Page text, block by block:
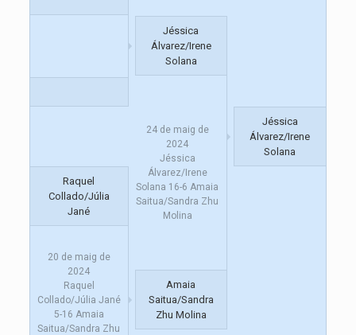
Jéssica
Álvarez/Irene
Solana
24 de maig de
2024
Jéssica
Álvarez/Irene
Solana 16-6 Amaia
Saitua/Sandra Zhu
Molina
Jéssica
Álvarez/Irene
Solana
Raquel
Collado/Júlia
Jané
20 de maig de
2024
Raquel
Collado/Júlia Jané
5-16 Amaia
Saitua/Sandra Zhu
Amaia
Saitua/Sandra
Zhu Molina